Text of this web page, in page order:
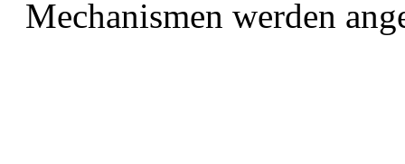
Mechanismen werden